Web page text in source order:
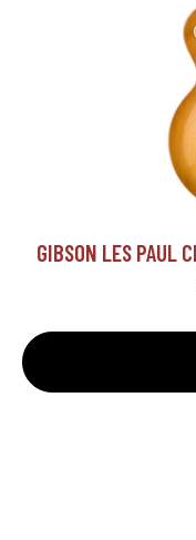
GIBSON LES PAUL